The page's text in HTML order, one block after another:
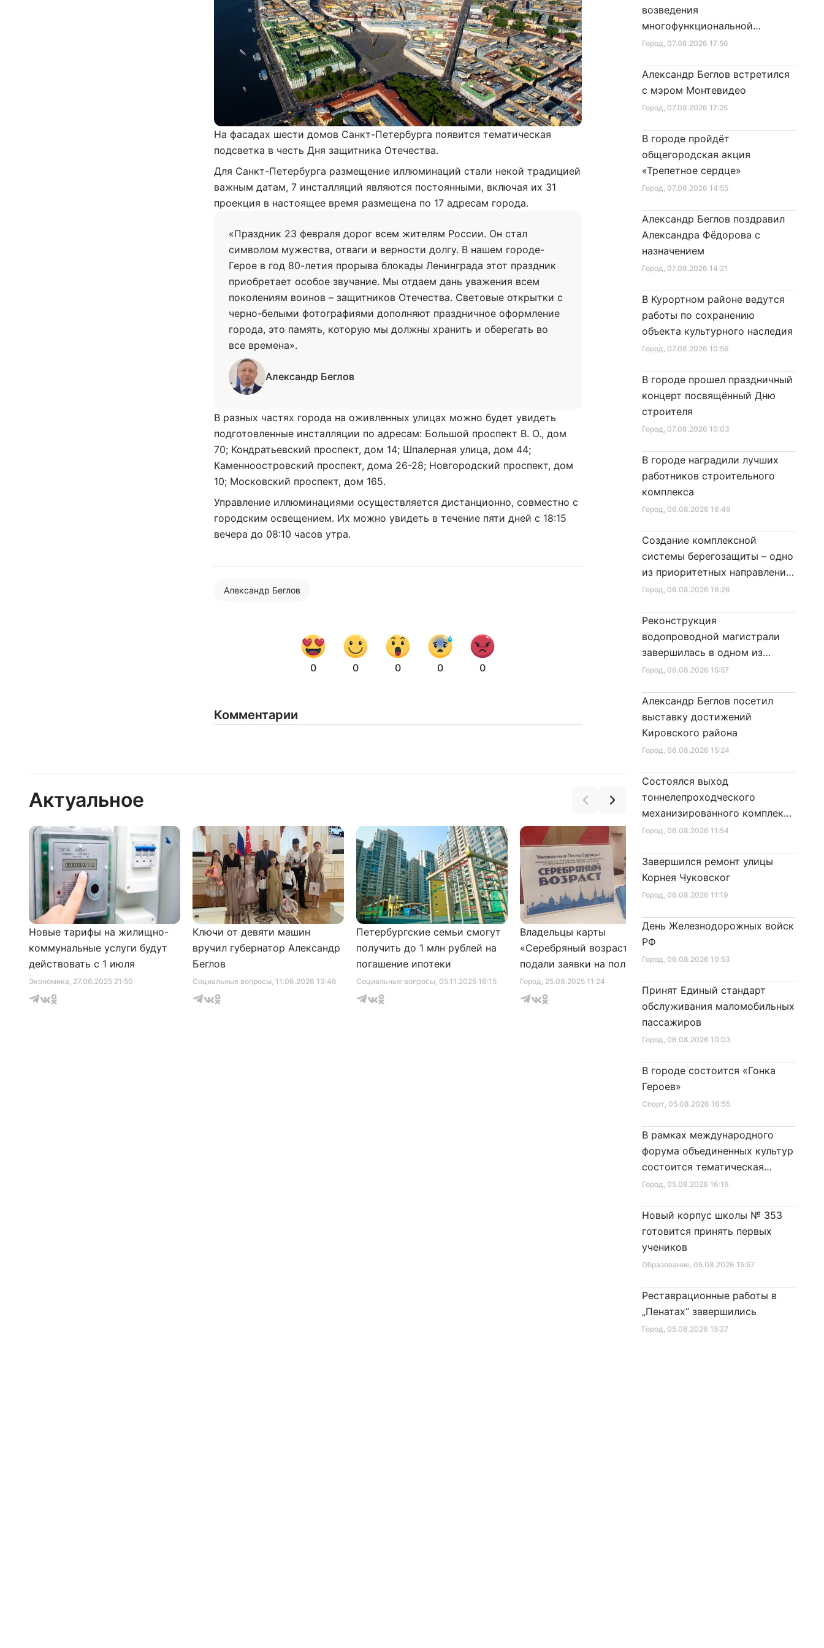
На фасадах шести домов Санкт-Петербурга появится тематическая
подсветка в честь Дня защитника Отечества.
Для Санкт-Петербурга размещение иллюминаций стали некой традицией
важным датам, 7 инсталляций являются постоянными, включая их 31
проекция в настоящее время размещена по 17 адресам города.
«Праздник 23 февраля дорог всем жителям России. Он стал
символом мужества, отваги и верности долгу. В нашем городе-
Герое в год 80-летия прорыва блокады Ленинграда этот праздник
приобретает особое звучание. Мы отдаем дань уважения всем
поколениям воинов – защитников Отечества. Световые открытки с
черно-белыми фотографиями дополняют праздничное оформление
города, это память, которую мы должны хранить и оберегать во
все времена».
Александр Беглов
В разных частях города на оживленных улицах можно будет увидеть
подготовленные инсталляции по адресам: Большой проспект В. О., дом
70; Кондратьевский проспект, дом 14; Шпалерная улица, дом 44;
Каменноостровский проспект, дома 26-28; Новгородский проспект, дом
10; Московский проспект, дом 165.
Управление иллюминациями осуществляется дистанционно, совместно с
городским освещением. Их можно увидеть в течение пяти дней с 18:15
вечера до 08:10 часов утра.
Александр Беглов
0 0 0 0 0
Комментарии
Актуальное
Экономика, 27.06.2025 21:50
Новые тарифы на жилищно-
коммунальные услуги будут
действовать с 1 июля
Социальные вопросы, 11.06.2026 13:46
Ключи от девяти машин
вручил губернатор Александр
Беглов
Социальные вопросы, 05.11.2025 16:15
Петербургские семьи смогут
получить до 1 млн рублей на
погашение ипотеки
Город, 25.08.2025 11:24
Владельцы карты
«Серебряный возраст»
подали заявки на получение
сертификата для посещения
музеев
Город, 10.01.2026 16:46
Александр Беглов подписал
в Закон Санкт‑Петербурга
«Социальный кодекс
Санкт‑Петербурга»
Город, 07.08.2026 17:56
возведения
многофункциональной
площадки центра спорта
Город, 07.08.2026 17:25
Александр Беглов встретился
с мэром Монтевидео
Город, 07.08.2026 14:55
В городе пройдёт
общегородская акция
«Трепетное сердце»
Город, 07.08.2026 14:21
Александр Беглов поздравил
Александра Фёдорова с
назначением
Город, 07.08.2026 10:56
В Курортном районе ведутся
работы по сохранению
объекта культурного наследия
Город, 07.08.2026 10:03
В городе прошел праздничный
концерт посвящённый Дню
строителя
Город, 06.08.2026 16:49
В городе наградили лучших
работников строительного
комплекса
Город, 06.08.2026 16:26
Создание комплексной
системы берегозащиты – одно
из приоритетных направлений
развития Петербурга
Город, 06.08.2026 15:57
Реконструкция
водопроводной магистрали
завершилась в одном из
районов города
Город, 06.08.2026 15:24
Александр Беглов посетил
выставку достижений
Кировского района
Город, 06.08.2026 11:54
Состоялся выход
тоннелепроходческого
механизированного комплекса
«Надежда» на поверхность
Город, 06.08.2026 11:19
Завершился ремонт улицы
Корнея Чуковског
Город, 06.08.2026 10:53
День Железнодорожных войск
РФ
Город, 06.08.2026 10:03
Принят Единый стандарт
обслуживания маломобильных
пассажиров
Спорт, 05.08.2026 16:55
В городе состоится «Гонка
Героев»
Город, 05.08.2026 16:16
В рамках международного
форума объединенных культур
состоится тематическая
секция
Образование, 05.08.2026 15:57
Новый корпус школы № 353
готовится принять первых
учеников
Город, 05.08.2026 15:27
Реставрационные работы в
„Пенатах“ завершились